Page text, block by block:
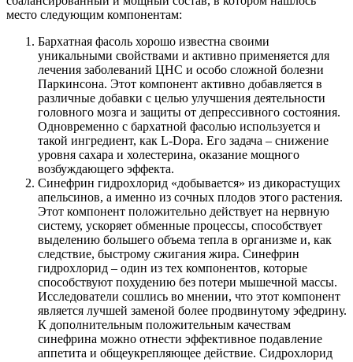
место следующим компонентам:
Бархатная фасоль хорошо известна своими
уникальными свойствами и активно применяется для
лечения заболеваний ЦНС и особо сложной болезни
Паркинсона. Этот компонент активно добавляется в
различные добавки с целью улучшения деятельности
головного мозга и защиты от депрессивного состояния.
Одновременно с бархатной фасолью используется и
такой ингредиент, как L-Dopa. Его задача – снижение
уровня сахара и холестерина, оказание мощного
возбуждающего эффекта.
Синефрин гидрохлорид «добывается» из дикорастущих
апельсинов, а именно из сочных плодов этого растения.
Этот компонент положительно действует на нервную
систему, ускоряет обменные процессы, способствует
выделению большего объема тепла в организме и, как
следствие, быстрому сжигания жира. Синефрин
гидрохлорид – один из тех компонентов, которые
способствуют похудению без потери мышечной массы.
Исследователи сошлись во мнении, что этот компонент
является лучшей заменой более продвинутому эфедрину.
К дополнительным положительным качествам
синефрина можно отнести эффективное подавление
аппетита и общеукрепляющее действие. Сидрохлорид